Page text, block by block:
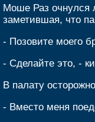
Моше Раз очнулся
заметившая, что
- Позовите моего
- Сделайте это, -
В палату
- Вместо меня